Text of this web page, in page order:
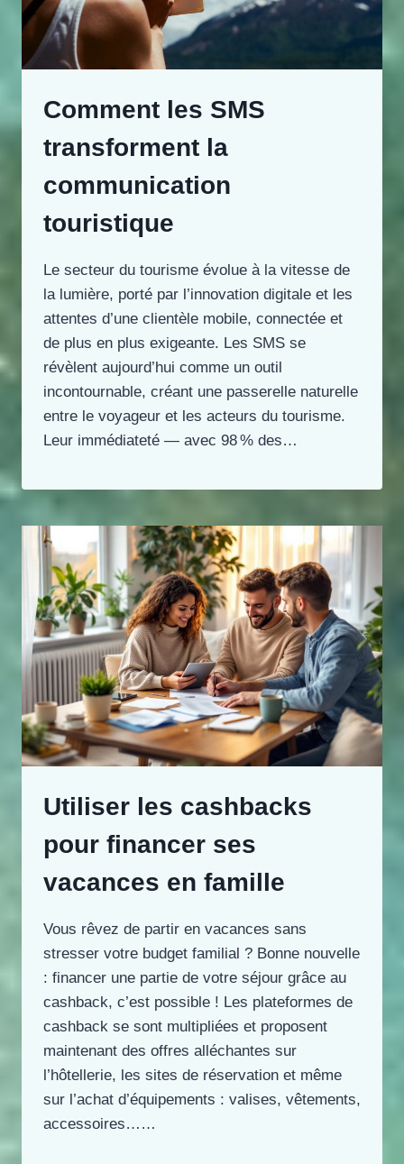
Comment les SMS
transforment la
communication
touristique
Le secteur du tourisme évolue à la vitesse de
la lumière, porté par l’innovation digitale et les
attentes d’une clientèle mobile, connectée et
de plus en plus exigeante. Les SMS se
révèlent aujourd’hui comme un outil
incontournable, créant une passerelle naturelle
entre le voyageur et les acteurs du tourisme.
Leur immédiateté — avec 98 % des…
Utiliser les cashbacks
pour financer ses
vacances en famille
Vous rêvez de partir en vacances sans
stresser votre budget familial ? Bonne nouvelle
: financer une partie de votre séjour grâce au
cashback, c’est possible ! Les plateformes de
cashback se sont multipliées et proposent
maintenant des offres alléchantes sur
l’hôtellerie, les sites de réservation et même
sur l’achat d’équipements : valises, vêtements,
accessoires……